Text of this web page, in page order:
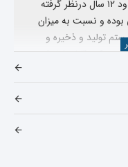
لامپ داخل مه شکن ( TIME LIFE )‌ حدود ۱۲ سال درنظر گرفته
و نسبت به میزان
تولید و ذخیره و
نکته قابل تامل این
نور کمکی در زمان
اگر انواع لوازم یدکی
بر روی